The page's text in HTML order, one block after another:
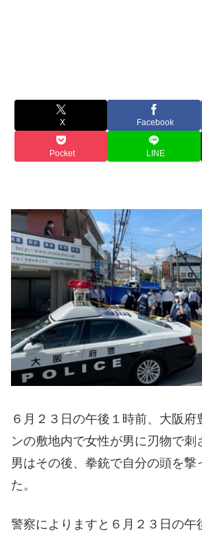
X Facebook
Pocket LINE
６月２３日の午後１時前、大阪府
ンの敷地内で女性が男に刃物で刺
男はその後、拳銃で自分の頭を撃
た。
警察によりますと６月２３日の午